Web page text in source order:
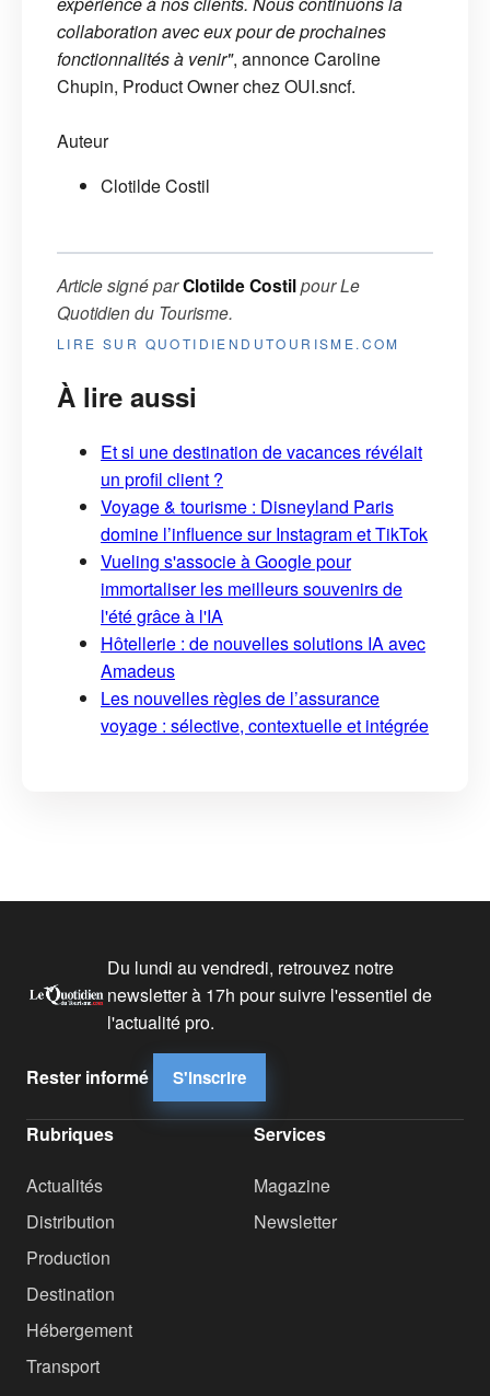
collaboration avec eux pour de prochaines
fonctionnalités à venir", annonce Caroline
Chupin, Product Owner chez OUI.sncf.
Auteur
Clotilde Costil
Article signé parClotilde CostilpourLe
Quotidien du Tourisme.
LIRE SUR QUOTIDIENDUTOURISME.COM
À lire aussi
Et si une destination de vacances révélait
un profil client ?
Voyage & tourisme : Disneyland Paris
domine l’influence sur Instagram et TikTok
Vueling s'associe à Google pour
immortaliser les meilleurs souvenirs de
l'été grâce à l'IA
Hôtellerie : de nouvelles solutions IA avec
Amadeus
Les nouvelles règles de l’assurance
voyage : sélective, contextuelle et intégrée
Du lundi au vendredi, retrouvez notre
newsletter à 17h pour suivre l'essentiel de
l'actualité pro.
Rester informé S'inscrire
Rubriques
Actualités
Distribution
Production
Destination
Hébergement
Transport
Services
Magazine
Newsletter